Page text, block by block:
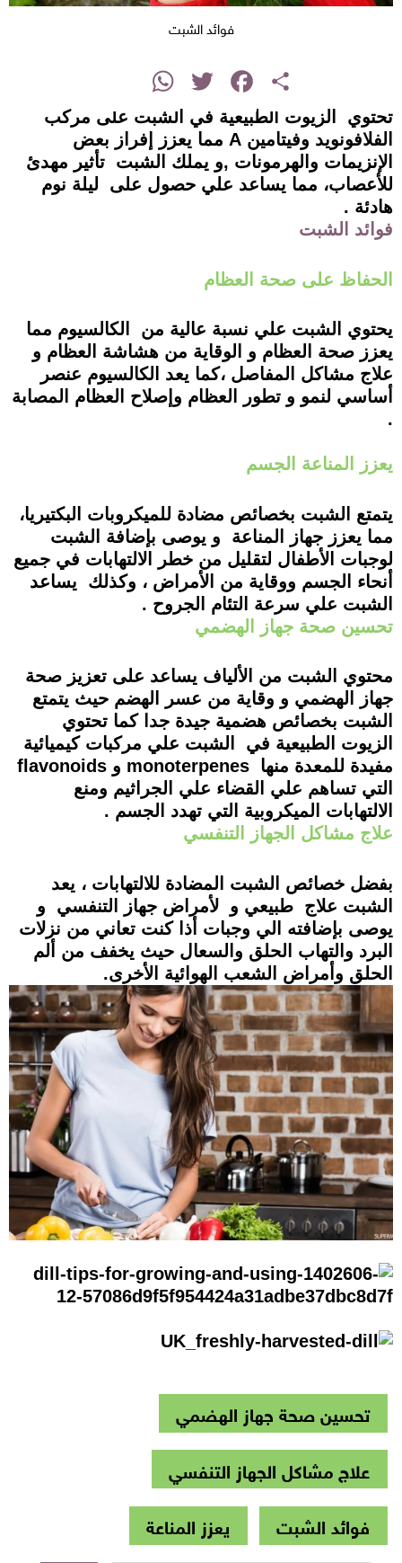
فوائد الشبت
Share
Facebook
Twitter
WhatsApp
تحتوي الزيوت الطبيعية في الشبت على مركب
الفلافونويد وفيتامين A مما يعزز إفراز بعض
الإنزيمات والهرمونات ,و يملك الشبت تأثير مهدئ
للأعصاب، مما يساعد علي حصول على ليلة نوم
هادئة .
فوائد الشبت
الحفاظ على صحة العظام
يحتوي الشبت علي نسبة عالية من الكالسيوم مما
يعزز صحة العظام و الوقاية من هشاشة العظام و
علاج مشاكل المفاصل ،كما يعد الكالسيوم عنصر
أساسي لنمو و تطور العظام وإصلاح العظام المصابة
.
يعزز المناعة الجسم
يتمتع الشبت بخصائص مضادة للميكروبات البكتيريا،
مما يعزز جهاز المناعة و يوصى بإضافة الشبت
لوجبات الأطفال لتقليل من خطر الالتهابات في جميع
أنحاء الجسم ووقاية من الأمراض ، وكذلك يساعد
الشبت علي سرعة التئام الجروح .
تحسين صحة جهاز الهضمي
محتوي الشبت من الألياف يساعد على تعزيز صحة
جهاز الهضمي و وقاية من عسر الهضم حيث يتمتع
الشبت بخصائص هضمية جيدة جدا كما تحتوي
الزيوت الطبيعية في الشبت علي مركبات كيميائية
مفيدة للمعدة منها monoterpenes و flavonoids
التي تساهم علي القضاء علي الجراثيم ومنع
الالتهابات الميكروبية التي تهدد الجسم .
علاج مشاكل الجهاز التنفسي
بفضل خصائص الشبت المضادة للالتهابات ، يعد
الشبت علاج طبيعي و لأمراض جهاز التنفسي و
يوصى بإضافته الي وجبات أذا كنت تعاني من نزلات
البرد والتهاب الحلق والسعال حيث يخفف من ألم
الحلق وأمراض الشعب الهوائية الأخرى.
تحسين صحة جهاز الهضمي
علاج مشاكل الجهاز التنفسي
فوائد الشبت
يعزز المناعة